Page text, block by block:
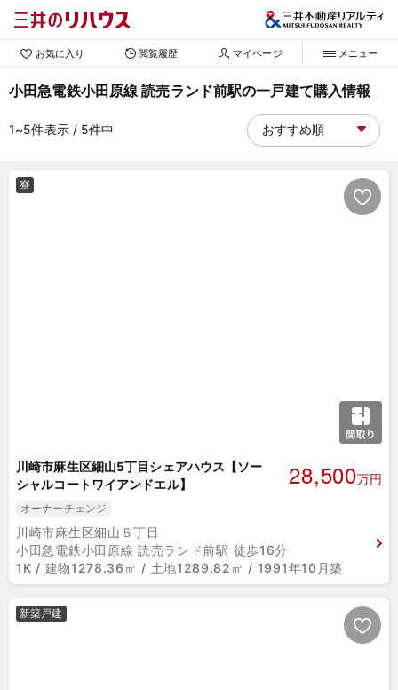
お気に入り 閲覧履歴 マイページ メニュー
小田急電鉄小田原線 読売ランド前駅の一戸建て購入情報
1~5件表示/ 5件中
寮
川崎市麻生区細山5丁目シェアハウス【ソー
シャルコートワイアンドエル】
28,500万円
オーナーチェンジ
川崎市麻生区細山５丁目
小田急電鉄小田原線 読売ランド前駅 徒歩16分
1K / 建物1278.36㎡ / 土地1289.82㎡ / 1991年10月築
新築戸建